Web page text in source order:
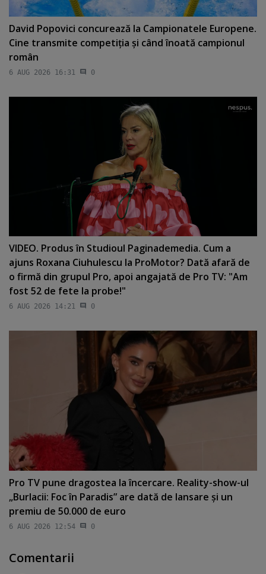
David Popovici concurează la Campionatele Europene.
Cine transmite competiţia şi când înoată campionul
român
6 AUG 2026 16:31 0
VIDEO. Produs în Studioul Paginademedia. Cum a
ajuns Roxana Ciuhulescu la ProMotor? Dată afară de
o firmă din grupul Pro, apoi angajată de Pro TV: "Am
fost 52 de fete la probe!"
6 AUG 2026 14:21 0
Pro TV pune dragostea la încercare. Reality-show-ul
„Burlacii: Foc în Paradis” are dată de lansare şi un
premiu de 50.000 de euro
6 AUG 2026 12:54 0
Comentarii